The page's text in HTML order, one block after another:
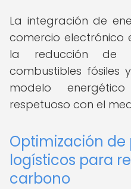
La integración de
comercio electrónico
la reducción de
combustibles fósiles
modelo
respetuoso con el
Optimización de
logísticos para
carbono